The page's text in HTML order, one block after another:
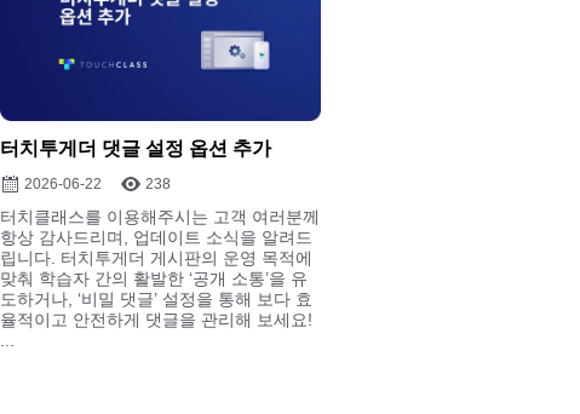
터치투게더 댓글 설정 옵션 추가
2026-06-22 238
터치클래스를 이용해주시는 고객 여러분께
항상 감사드리며, 업데이트 소식을 알려드
립니다. 터치투게더 게시판의 운영 목적에
맞춰 학습자 간의 활발한 ‘공개 소통’을 유
도하거나, ‘비밀 댓글’ 설정을 통해 보다 효
율적이고 안전하게 댓글을 관리해 보세요!